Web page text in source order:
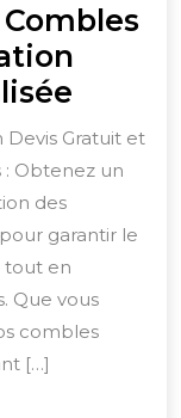
des
:
une
Devis Gratuit et
: Obtenez un
des
garantir le
tout en
Que vous
combles
[…]